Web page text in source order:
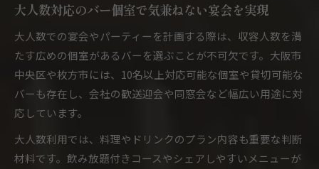
大人数対応のバー個室で気兼ねない宴会を実現
大人数での宴会やパーティーを計画する際は、収容人数を満
たす広めの個室があるバーを選ぶことが不可欠です。大阪市
中央区や枚方市には、10名以上対応可能な個室や貸切可能な
バーも存在し、会社の歓送迎会や同窓会など幅広い用途に対
応しています。
大人数利用では、料理やドリンクのプラン内容も重要な判断
材料です。飲み放題付きコースやシェアしやすいメニューが